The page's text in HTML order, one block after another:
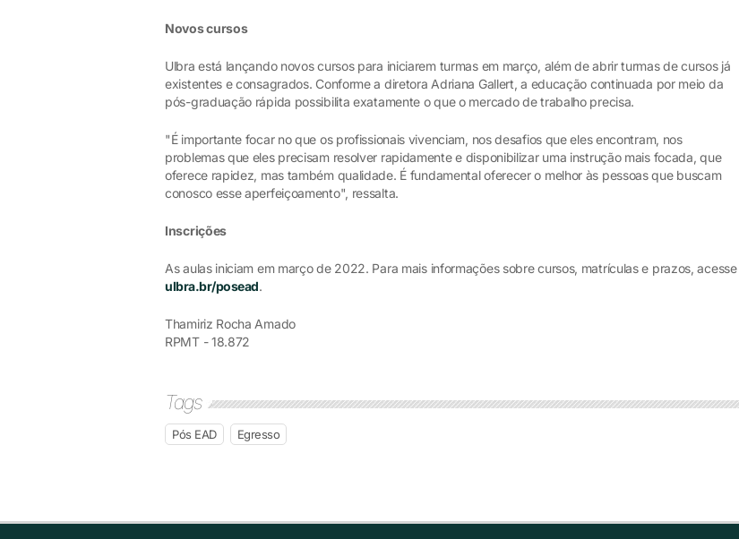
Novos cursos
Ulbra está lançando novos cursos para iniciarem turmas em março, além de abrir turmas de cursos já
existentes e consagrados. Conforme a diretora Adriana Gallert, a educação continuada por meio da
pós-graduação rápida possibilita exatamente o que o mercado de trabalho precisa.
"É importante focar no que os profissionais vivenciam, nos desafios que eles encontram, nos
problemas que eles precisam resolver rapidamente e disponibilizar uma instrução mais focada, que
oferece rapidez, mas também qualidade. É fundamental oferecer o melhor às pessoas que buscam
conosco esse aperfeiçoamento", ressalta.
Inscrições
As aulas iniciam em março de 2022. Para mais informações sobre cursos, matrículas e prazos, acesse
ulbra.br/posead.
Thamiriz Rocha Amado
RPMT - 18.872
Tags
Pós EAD Egresso